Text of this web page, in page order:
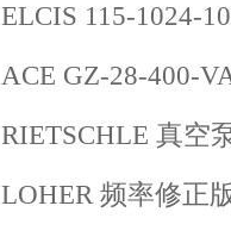
ELCIS 115-1024-
ACE GZ-28-400-
RIETSCHLE 真空
LOHER 频率修正